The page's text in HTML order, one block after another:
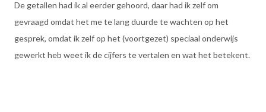
De getallen had ik al eerder gehoord, daar had ik zelf om
gevraagd omdat het me te lang duurde te wachten op het
gesprek, omdat ik zelf op het (voortgezet) speciaal onderwijs
gewerkt heb weet ik de cijfers te vertalen en wat het betekent.